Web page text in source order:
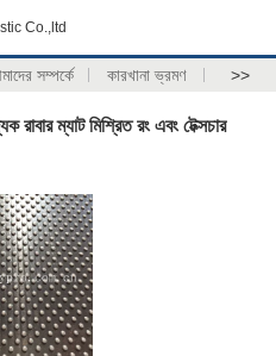
Co.,ltd
সম্পর্কে কারখানা ভ্রমণ >>
ম্যাট মিশ্রিত রং এবং টেক্সচার